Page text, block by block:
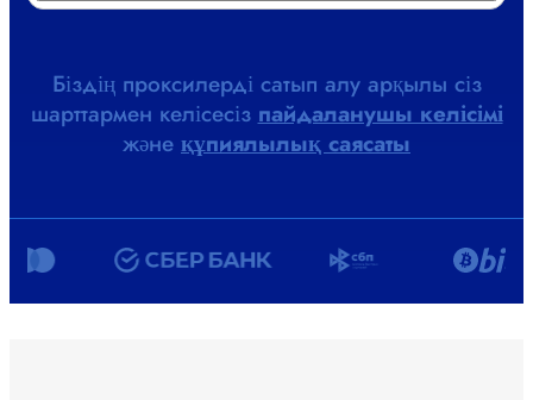
Біздің проксилерді сатып алу арқылы сіз
шарттармен келісесіз пайдаланушы келісімі
және құпиялылық саясаты